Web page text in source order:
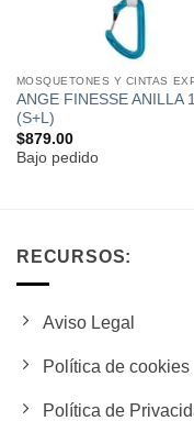
MOSQUETONES Y CINTAS
ANGE FINESSE ANILLA
(S+L)
$879.00
Bajo pedido
RECURSOS:
Aviso Legal
Política de cookies
Política de